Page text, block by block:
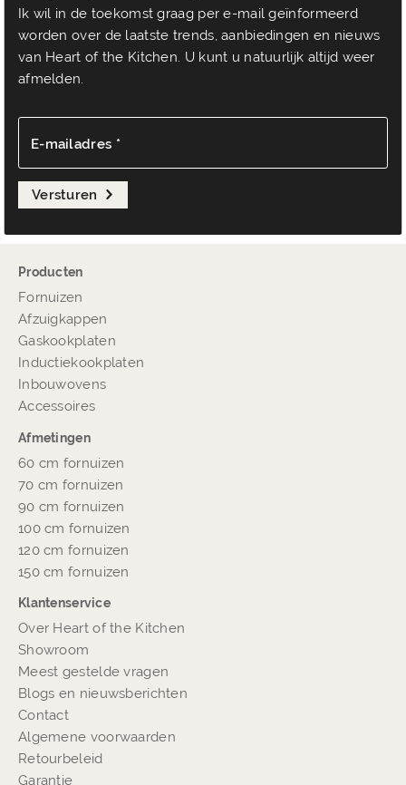
Ik wil in de toekomst graag per e-mail geïnformeerd
worden over de laatste trends, aanbiedingen en nieuws
van Heart of the Kitchen. U kunt u natuurlijk altijd weer
afmelden.
E-mailadres *
Versturen
Producten
Fornuizen
Afzuigkappen
Gaskookplaten
Inductiekookplaten
Inbouwovens
Accessoires
Afmetingen
60 cm fornuizen
70 cm fornuizen
90 cm fornuizen
100 cm fornuizen
120 cm fornuizen
150 cm fornuizen
Klantenservice
Over Heart of the Kitchen
Showroom
Meest gestelde vragen
Blogs en nieuwsberichten
Contact
Algemene voorwaarden
Retourbeleid
Garantie